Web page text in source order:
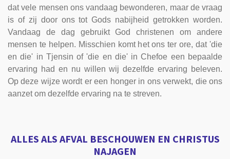
dat vele mensen ons vandaag bewonderen, maar de vraag
is of zij door ons tot Gods nabijheid getrokken worden.
Vandaag de dag gebruikt God christenen om andere
mensen te helpen. Misschien komt het ons ter ore, dat 'die
en die' in Tjensin of 'die en die' in Chefoe een bepaalde
ervaring had en nu willen wij dezelfde ervaring beleven.
Op deze wijze wordt er een honger in ons verwekt, die ons
aanzet om dezelfde ervaring na te streven.
ALLES ALS AFVAL BESCHOUWEN EN CHRISTUS
NAJAGEN